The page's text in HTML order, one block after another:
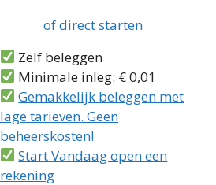
of direct starten
Zelf beleggen
Minimale inleg: € 0,01
Gemakkelijk beleggen met
lage tarieven. Geen
beheerskosten!
Start Vandaag open een
rekening